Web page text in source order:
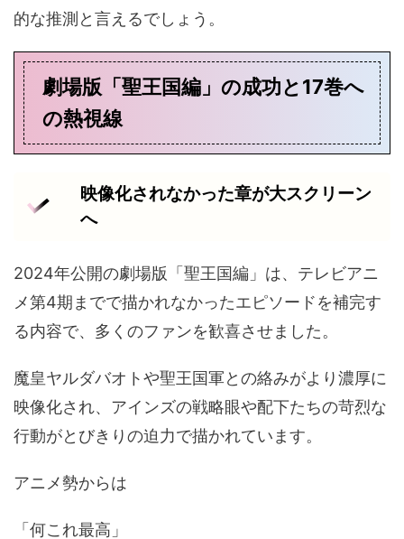
的な推測と言えるでしょう。
劇場版「聖王国編」の成功と17巻へ
の熱視線
映像化されなかった章が大スクリーン
へ
2024年公開の劇場版「聖王国編」は、テレビアニ
メ第4期までで描かれなかったエピソードを補完す
る内容で、多くのファンを歓喜させました。
魔皇ヤルダバオトや聖王国軍との絡みがより濃厚に
映像化され、アインズの戦略眼や配下たちの苛烈な
行動がとびきりの迫力で描かれています。
アニメ勢からは
「何これ最高」